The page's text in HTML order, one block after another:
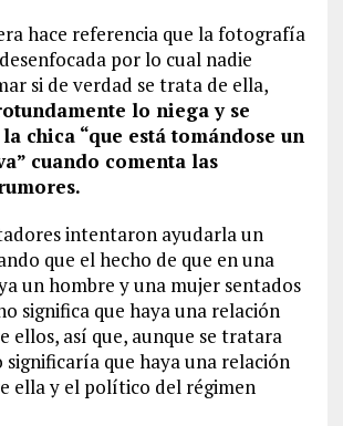
hace referencia que la fotografía
por lo cual nadie
si de verdad se trata de ella,
lo niega y se
chica “que está tomándose un
cuando comenta las
intentaron ayudarla un
que el hecho de que en una
un hombre y una mujer sentados
significa que haya una relación
ellos, así que, aunque se tratara
significaría que haya una relación
ella y el político del régimen